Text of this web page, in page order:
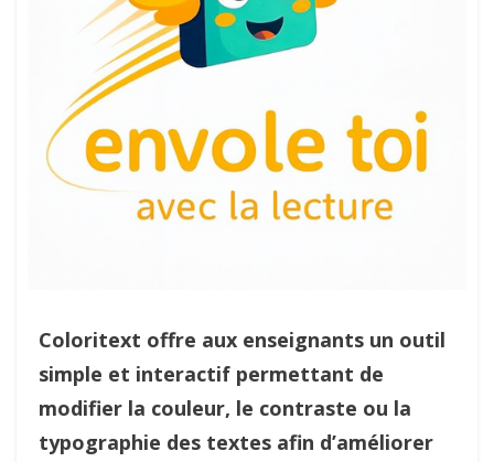
Coloritext offre aux enseignants un outil
simple et interactif permettant de
modifier la couleur, le contraste ou la
typographie des textes afin d’améliorer